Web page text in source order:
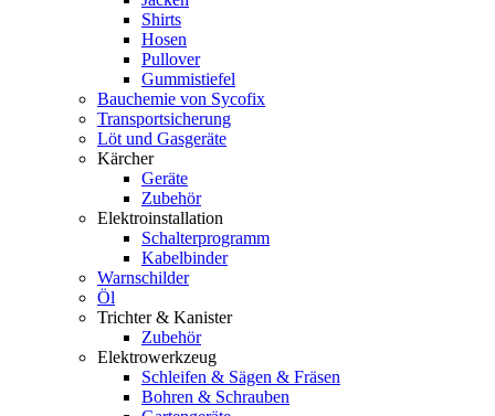
Shirts
Hosen
Pullover
Gummistiefel
Bauchemie von Sycofix
Transportsicherung
Löt und Gasgeräte
Kärcher
Geräte
Zubehör
Elektroinstallation
Schalterprogramm
Kabelbinder
Warnschilder
Öl
Trichter & Kanister
Zubehör
Elektrowerkzeug
Schleifen & Sägen & Fräsen
Bohren & Schrauben